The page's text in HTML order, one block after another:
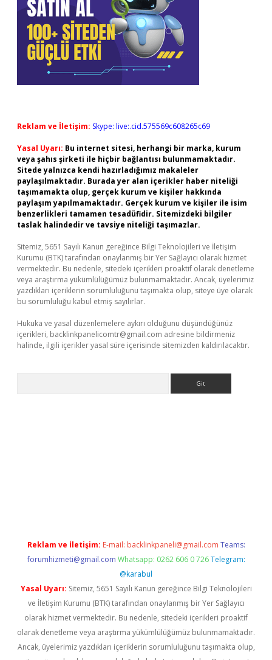
Reklam ve İletişim: Skype: live:.cid.575569c608265c69
Yasal Uyarı: Bu internet sitesi, herhangi bir marka, kurum
veya şahıs şirketi ile hiçbir bağlantısı bulunmamaktadır.
Sitede yalnızca kendi hazırladığımız makaleler
paylaşılmaktadır. Burada yer alan içerikler haber niteliği
taşımamakta olup, gerçek kurum ve kişiler hakkında
paylaşım yapılmamaktadır. Gerçek kurum ve kişiler ile isim
benzerlikleri tamamen tesadüfidir. Sitemizdeki bilgiler
taslak halindedir ve tavsiye niteliği taşımazlar.
Sitemiz, 5651 Sayılı Kanun gereğince Bilgi Teknolojileri ve İletişim
Kurumu (BTK) tarafından onaylanmış bir Yer Sağlayıcı olarak hizmet
vermektedir. Bu nedenle, sitedeki içerikleri proaktif olarak denetleme
veya araştırma yükümlülüğümüz bulunmamaktadır. Ancak, üyelerimiz
yazdıkları içeriklerin sorumluluğunu taşımakta olup, siteye üye olarak
bu sorumluluğu kabul etmiş sayılırlar.
Hukuka ve yasal düzenlemelere aykırı olduğunu düşündüğünüz
içerikleri, backlinkpanelicomtr@gmail.com adresine bildirmeniz
halinde, ilgili içerikler yasal süre içerisinde sitemizden kaldırılacaktır.
Reklam ve İletişim: E-mail: backlinkpaneli@gmail.com Teams:
forumhizmeti@gmail.com Whatsapp: 0262 606 0 726 Telegram:
@karabul
Yasal Uyarı: Sitemiz, 5651 Sayılı Kanun gereğince Bilgi Teknolojileri
ve İletişim Kurumu (BTK) tarafından onaylanmış bir Yer Sağlayıcı
olarak hizmet vermektedir. Bu nedenle, sitedeki içerikleri proaktif
olarak denetleme veya araştırma yükümlülüğümüz bulunmamaktadır.
Ancak, üyelerimiz yazdıkları içeriklerin sorumluluğunu taşımakta olup,